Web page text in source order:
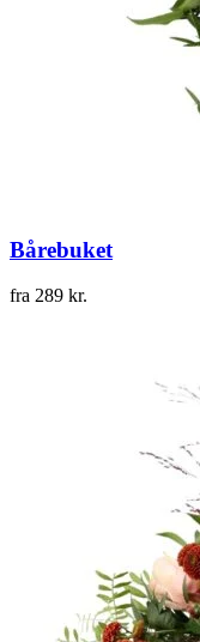
Bårebuket
fra 289 kr.